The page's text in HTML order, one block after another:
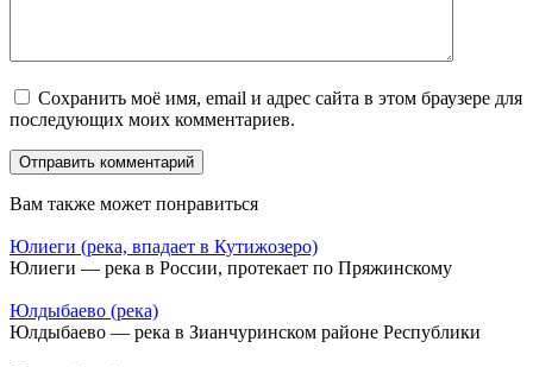
Сохранить моё имя, email и адрес сайта в этом браузере для
последующих моих комментариев.
Вам также может понравиться
Юлиеги (река, впадает в Кутижозеро)
Юлиеги — река в России, протекает по Пряжинскому
Юлдыбаево (река)
Юлдыбаево — река в Зианчуринском районе Республики